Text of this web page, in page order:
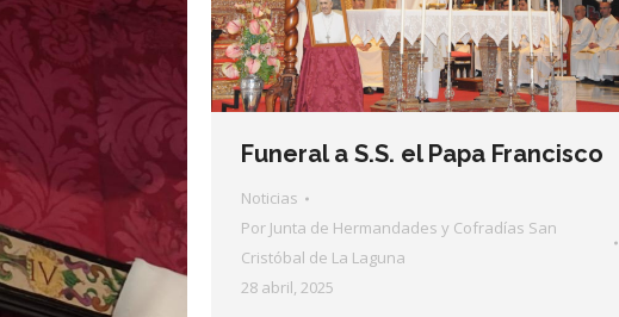
Funeral a S.S. el Papa Francisco
Noticias
Por Junta de Hermandades y Cofradías San
Cristóbal de La Laguna
28 abril, 2025